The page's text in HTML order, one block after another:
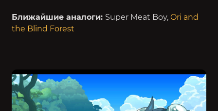
Ближайшие аналоги: Super Meat Boy, Ori and
the Blind Forest